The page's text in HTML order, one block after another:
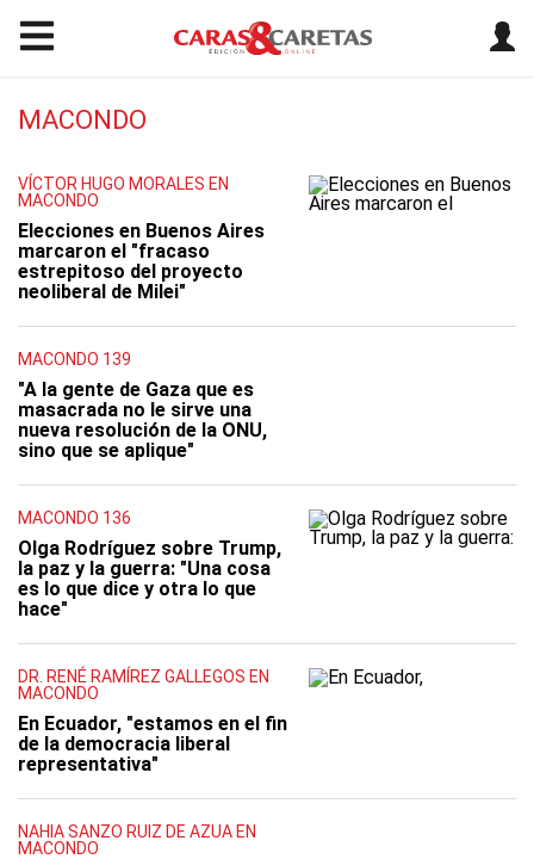
MACONDO
VÍCTOR HUGO MORALES EN
MACONDO
Elecciones en Buenos Aires
marcaron el "fracaso
estrepitoso del proyecto
neoliberal de Milei"
MACONDO 139
"A la gente de Gaza que es
masacrada no le sirve una
nueva resolución de la ONU,
sino que se aplique"
MACONDO 136
Olga Rodríguez sobre Trump,
la paz y la guerra: "Una cosa
es lo que dice y otra lo que
hace"
DR. RENÉ RAMÍREZ GALLEGOS EN
MACONDO
En Ecuador, "estamos en el fin
de la democracia liberal
representativa"
NAHIA SANZO RUIZ DE AZUA EN
MACONDO